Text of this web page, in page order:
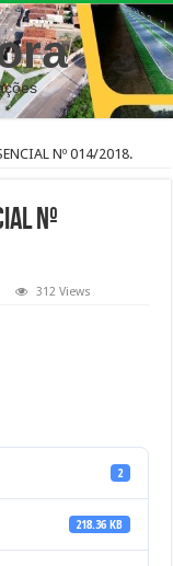
Nº 014/2018.
Nº
312 Views
2
218.36 KB